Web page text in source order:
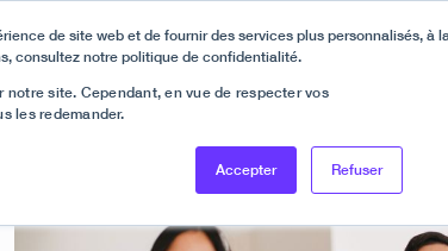
de site web et de fournir des services plus personnalisés, à
consultez notre politique de confidentialité.
site. Cependant, en vue de respecter vos
les redemander.
Accepter Refuser
avons un nouveau look ! Célébrez avec nous sur
Se connecter Demander